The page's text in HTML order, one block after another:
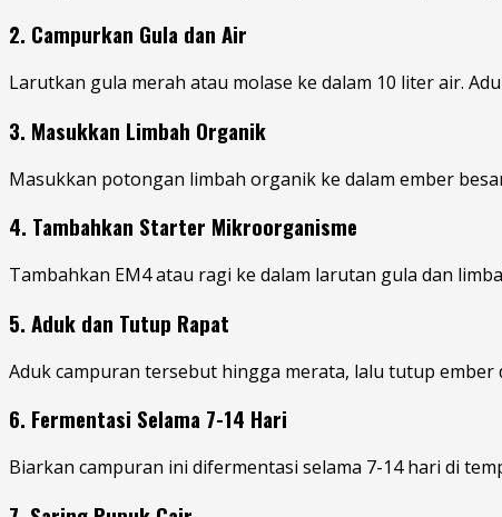
2. Campurkan Gula dan Air
Larutkan gula merah atau molase ke dalam 10 liter air.
3. Masukkan Limbah Organik
Masukkan potongan limbah organik ke dalam ember
4. Tambahkan Starter Mikroorganisme
Tambahkan EM4 atau ragi ke dalam larutan gula dan
5. Aduk dan Tutup Rapat
Aduk campuran tersebut hingga merata, lalu tutup
6. Fermentasi Selama 7-14 Hari
Biarkan campuran ini difermentasi selama 7-14 hari di